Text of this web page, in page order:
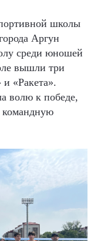
школы
Аргун
среди юношей
вышли три
«Ракета».
волю к победе,